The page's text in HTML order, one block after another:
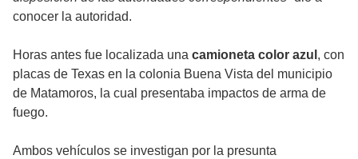
conocer la autoridad.
Horas antes fue localizada una camioneta color azul , con
placas de Texas en la colonia Buena Vista del municipio
de Matamoros, la cual presentaba impactos de arma de
fuego.
Ambos vehículos se investigan por la presunta